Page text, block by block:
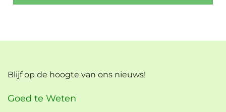
Blijf op de hoogte van ons nieuws!
Goed te Weten